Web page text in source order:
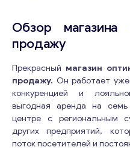
Обзор
продажу
Прекрасный магазин
продажу. Он работает
конкуренцией и
выгодная аренда на
центре с региональным
других предприятий,
поток посетителей и